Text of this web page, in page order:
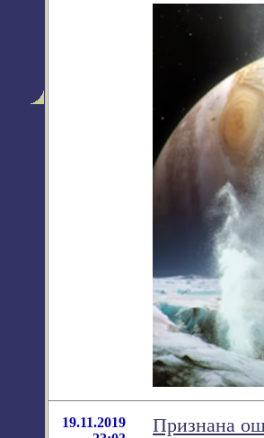
19.11.2019
Признана